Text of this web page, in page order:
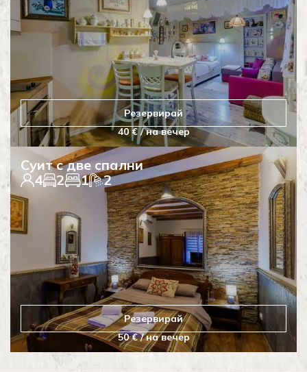
Резервирай
40 € / на вечер
Суит с две спални
4
2 1 2
Резервирай
50 € / на вечер